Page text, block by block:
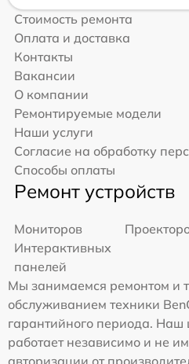
Стоимость ремонта
Оплата и доставка
Контакты
Вакансии
О компании
Ремонтируемые модели
Наши услуги
Согласие на обработку
Способы оплаты
Ремонт устройств
Мониторов
Интерактивных
панелей
Мы занимаемся ремонтом и
обслуживанием техники
гарантийного периода. Наш
работает независимо и не
авторизации от